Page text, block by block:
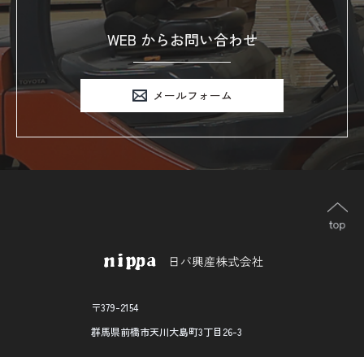
WEB からお問い合わせ
メールフォーム
〒379-2154
群馬県前橋市天川大島町3丁目26-3